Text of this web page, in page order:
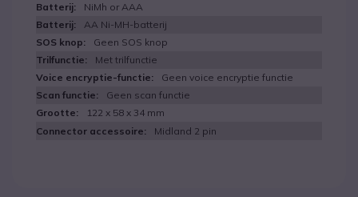
NiMh or AAA
AA Ni-MH-batterij
Geen SOS knop
Met trilfunctie
Geen voice encryptie functie
Geen scan functie
122 x 58 x 34 mm
Midland 2 pin